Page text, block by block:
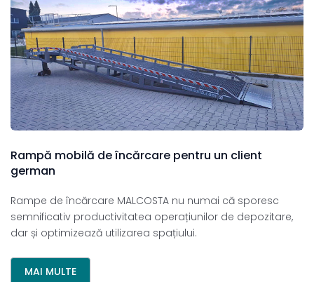
Rampă mobilă deîncărcare pentru un client
german
Rampe de încărcare MALCOSTA nu numai că sporesc
semnificativ productivitatea operațiunilor de depozitare,
dar și optimizează utilizarea spațiului.
MAI MULTE